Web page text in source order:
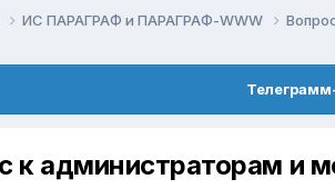
ИС ПАРАГРАФ и ПАРАГРАФ-WWW
к администраторам и